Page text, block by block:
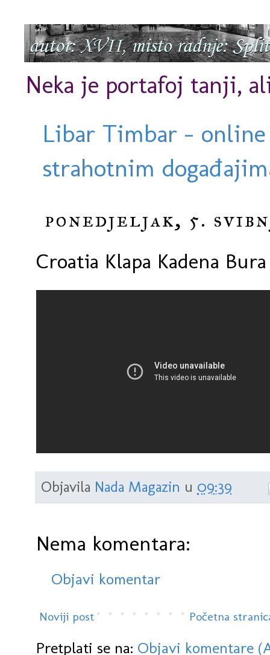
Neka je portafoj tanji,
Libar Timbar -
strahotnim
ponedjeljak, 5.
Croatia Klapa Kadena Bura
Objavila Nada Magazin u 09:39
Nema komentara:
Objavi komentar
Noviji post Početna
Pretplati se na: Objavi komentare